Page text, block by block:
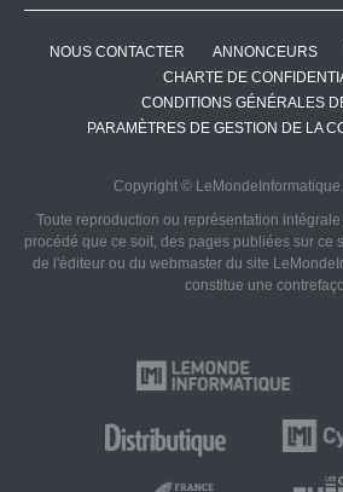
NOUS CONTACTER ANNONCEURS
CHARTE DE
CONDITIONS GÉNÉRALES
PARAMÈTRES DE GESTION DE LA
Copyright ©
Toute reproduction ou représentation
procédé que ce soit, des pages publiées sur ce
de l'éditeur ou du webmaster du site
constitue une